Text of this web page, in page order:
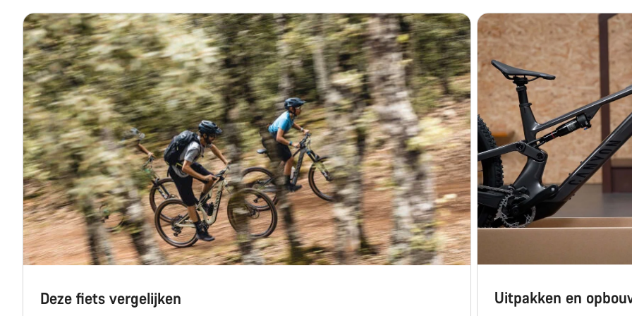
Deze fiets vergelijken Uitpakken en